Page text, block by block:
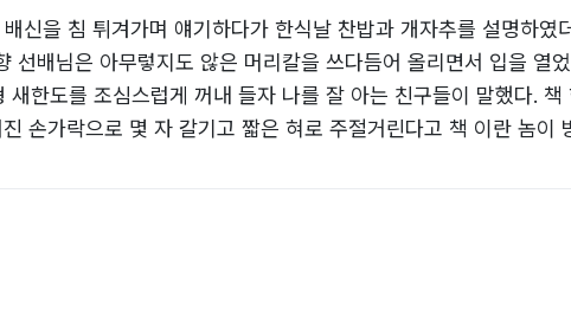
신을 침 튀겨가며 얘기하다가 한식날 찬밥과 개자추를 설명하였
선배님은 아무렇지도 않은 머리칼을 쓰다듬어 올리면서 입을 열
한도를 조심스럽게 꺼내 들자 나를 잘 아는 친구들이 말했다. 책
손가락으로 몇 자 갈기고 짧은 혀로 주절거린다고 책 이란 놈이
부럴, 나 같은 놈은 책 읽은 말도 못하나 염병, 지나온 일들을 잘
자. 어머니, 동생들, 친구들에게 대찬 인생살이의 문을 열었다고
루한 일상이 되어가고 있었다. 가끔 꿈을 꿀 때면 어느 땐 흐릿하